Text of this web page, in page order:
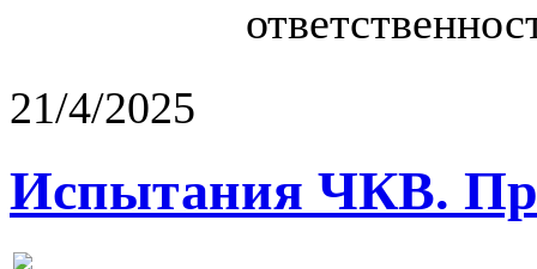
21/4/2025
Испытания ЧКВ.